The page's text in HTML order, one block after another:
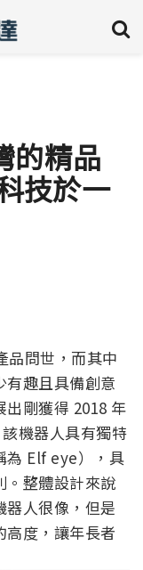
的精品
技於一
品問世，而其中
有趣且具備創意
剛獲得 2018 年
機器人具有獨特
為 Elf eye），具
。整體設計來說
人很像，但是
度，讓年長者